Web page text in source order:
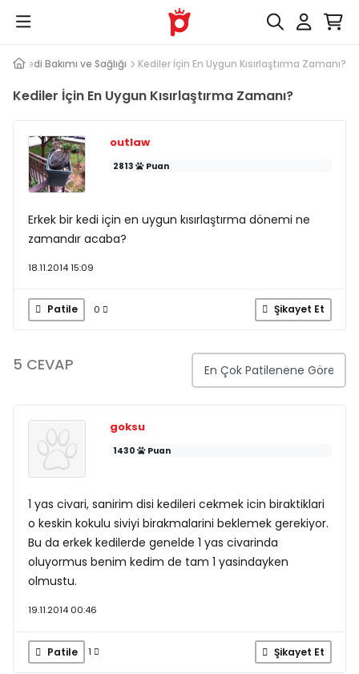
Kedi Bakımı ve Sağlığı Kediler İçin En Uygun Kısırlaştırma Zamanı?
Kediler İçin En Uygun Kısırlaştırma Zamanı?
outlaw
2813 Puan
Erkek bir kedi için en uygun kısırlaştırma dönemi ne
zamandır acaba?
18.11.2014 15:09
Patile 0 Şikayet Et
5 CEVAP
goksu
1430 Puan
1 yas civari, sanirim disi kedileri cekmek icin biraktiklari
o keskin kokulu siviyi birakmalarini beklemek gerekiyor.
Bu da erkek kedilerde genelde 1 yas civarinda
oluyormus benim kedim de tam 1 yasindayken
olmustu.
19.11.2014 00:46
Patile 1 Şikayet Et